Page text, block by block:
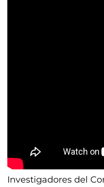
Investigadores del